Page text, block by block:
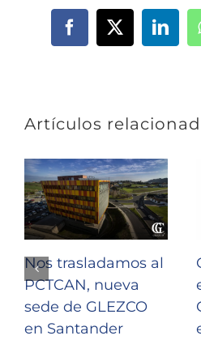
Facebook
X
Artículos
Nos trasladamos al
PCTCAN, nueva
sede de GLEZCO
en Santander